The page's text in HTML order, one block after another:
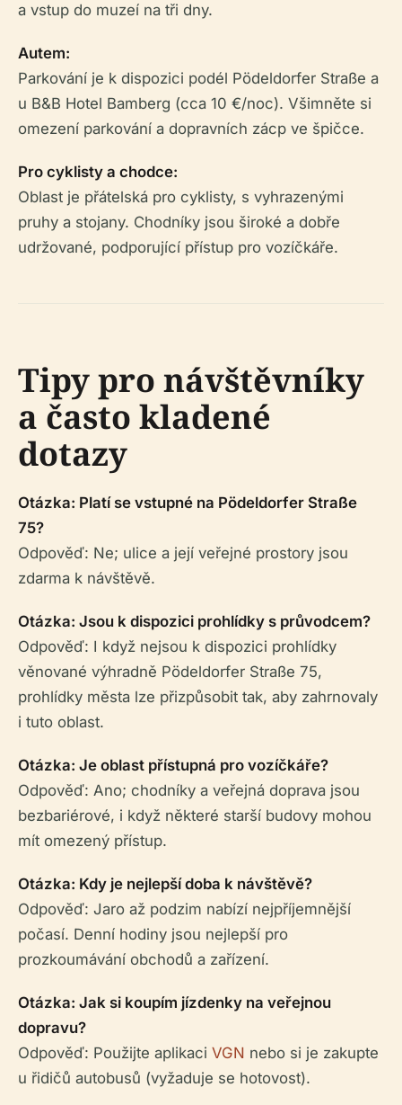
a vstup do muzeí na tři dny.
Autem:
Parkování je k dispozici podél Pödeldorfer Straße a
u B&B Hotel Bamberg (cca 10 €/noc). Všimněte si
omezení parkování a dopravních zácp ve špičce.
Pro cyklisty a chodce:
Oblast je přátelská pro cyklisty, s vyhrazenými
pruhy a stojany. Chodníky jsou široké a dobře
udržované, podporující přístup pro vozíčkáře.
Tipy pro návštěvníky
a často kladené
dotazy
Otázka: Platí se vstupné na Pödeldorfer Straße
75?
Odpověď: Ne; ulice a její veřejné prostory jsou
zdarma k návštěvě.
Otázka: Jsou k dispozici prohlídky s průvodcem?
Odpověď: I když nejsou k dispozici prohlídky
věnované výhradně Pödeldorfer Straße 75,
prohlídky města lze přizpůsobit tak, aby zahrnovaly
i tuto oblast.
Otázka: Je oblast přístupná pro vozíčkáře?
Odpověď: Ano; chodníky a veřejná doprava jsou
bezbariérové, i když některé starší budovy mohou
mít omezený přístup.
Otázka: Kdy je nejlepší doba k návštěvě?
Odpověď: Jaro až podzim nabízí nejpříjemnější
počasí. Denní hodiny jsou nejlepší pro
prozkoumávání obchodů a zařízení.
Otázka: Jak si koupím jízdenky na veřejnou
dopravu?
Odpověď: Použijte aplikaci VGN nebo si je zakupte
u řidičů autobusů (vyžaduje se hotovost).